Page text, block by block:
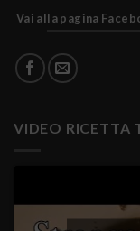
Vai alla pagina
VIDEO RICETTA